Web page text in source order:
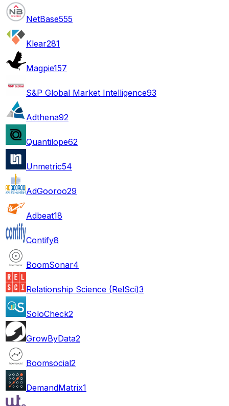
NetBase555
Klear281
Magpie157
S&P Global Market Intelligence93
Adthena92
Quantilope62
Unmetric54
AdGooroo29
Adbeat18
Contify8
BoomSonar4
Relationship Science (RelSci)3
SoloCheck2
GrowByData2
Boomsocial2
DemandMatrix1